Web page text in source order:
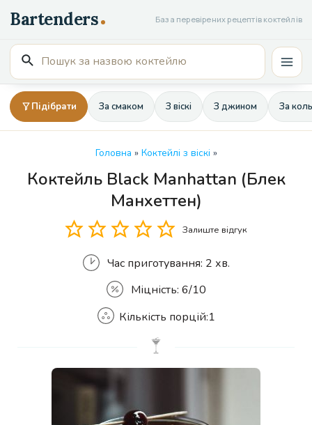
до
вмісту
База перевірених рецептів коктейлів
Пошук
для:
Підібрати За смаком З віскі З джином За
Головна » Коктейлі з віскі »
Коктейль Black Manhattan (Блек
Манхеттен)
Залиште відгук
Час приготування: 2 хв.
Міцність: 6/10
Кількість
Кількість порцій:1